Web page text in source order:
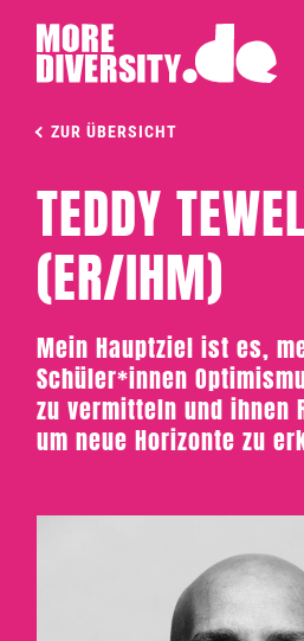
ZUR ÜBERSICHT
TEDDY
(ER/IHM)
Mein Hauptziel ist es,
Schüler*innen
zu vermitteln und ihnen
um neue Horizonte zu